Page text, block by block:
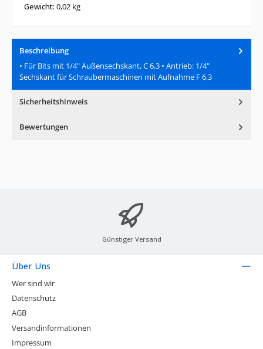
Gewicht: 0,02 kg
Beschreibung
• Für Bits mit 1/4" Außensechskant, C 6,3 • Antrieb: 1/4"
Sechskant für Schraubermaschinen mit Aufnahme F 6,3
Sicherheitshinweis
Bewertungen
Günstiger Versand
Über Uns
Wer sind wir
Datenschutz
AGB
Versandinformationen
Impressum